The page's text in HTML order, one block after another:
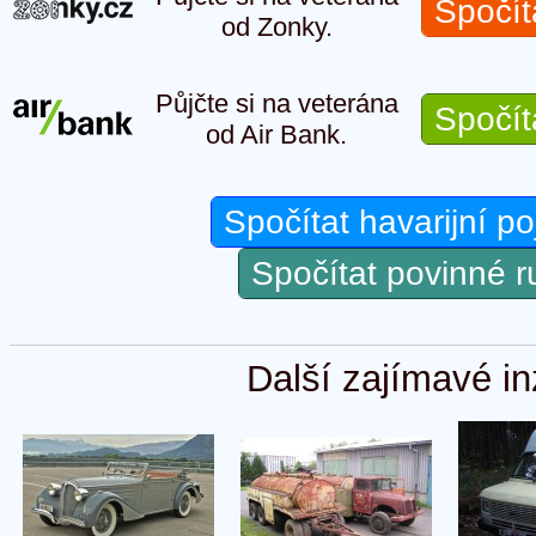
od Zonky.
Půjčte si na veterána
od Air Bank.
Spočítat havarijní
Spočítat povinné
Další zajímavé